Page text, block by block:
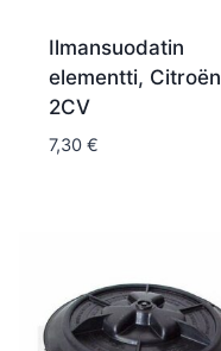
Ilmansuodatin
elementti, Citroën
2CV
7,30 €